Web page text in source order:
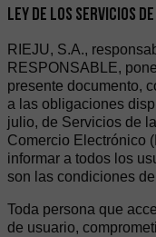
LEY DE LOS SERVICIOS
RIEJU, S.A.,
RESPONSABLE,
presente documento,
a las obligaciones
julio, de Servicios de
Comercio Electrónico
informar a todos los
son las condiciones
Toda persona que
de usuario,